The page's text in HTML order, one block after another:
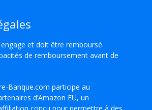
et doit être remboursé.
de remboursement avant de
Banque.com participe au
d’Amazon EU, un
conçu pour permettre à des